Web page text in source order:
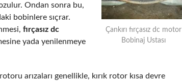
Çankırı fırçasız dc motor
Bobinaj Ustası
Ondan sonra bu,
bobinlere sıçrar.
fırçasız dc
yada yenilenmeye
rotoru arızaları genellikle, kırık rotor kısa devre